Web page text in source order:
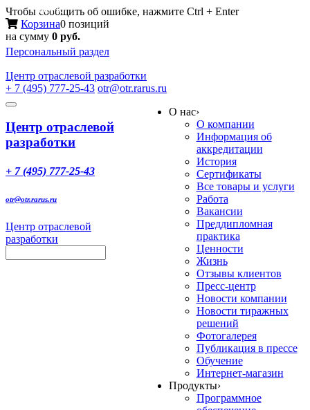
Чтобы сообщить об ошибке, нажмите Ctrl + Enter
Корзина0 позиций
на сумму 0 руб.
Персональный раздел
Центр отраслевой разработки
+ 7 (495) 777-25-43 otr@otr.rarus.ru
Toggle
Меню
Центр отраслевой
разработки
+ 7 (495) 777-25-43
otr@otr.rarus.ru
Центр отраслевой
разработки
О нас›
О компании
Информация об
аккредитации
История
Сертификаты
Все товары и услуги
Работа
Вакансии
Преддипломная
практика
Ценности
Жизнь
Отзывы клиентов
Пресс-центр
Новости компании
Новости тиражных
решений
Фотогалерея
Публикация в прессе
Обучение
Интернет-магазин
Продукты›
Программное